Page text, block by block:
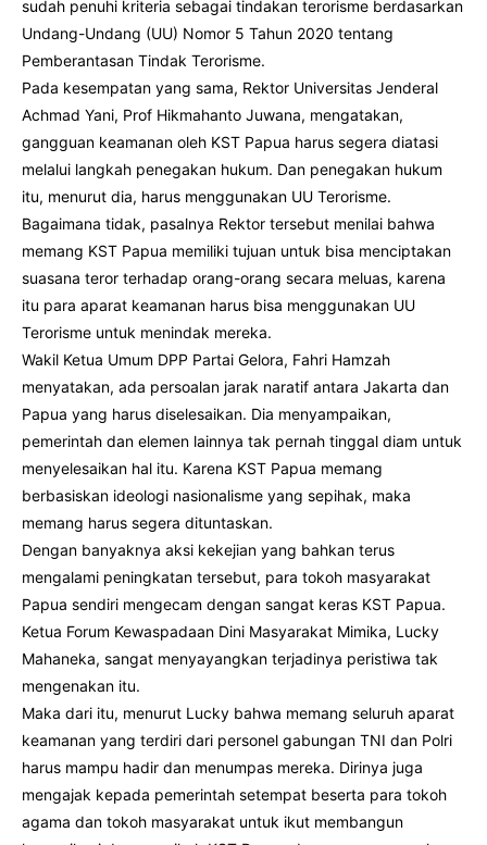
sudah penuhi kriteria sebagai tindakan terorisme berdasarkan
Undang-Undang (UU) Nomor 5 Tahun 2020 tentang
Pemberantasan Tindak Terorisme.
Pada kesempatan yang sama, Rektor Universitas Jenderal
Achmad Yani, Prof Hikmahanto Juwana, mengatakan,
gangguan keamanan oleh KST Papua harus segera diatasi
melalui langkah penegakan hukum. Dan penegakan hukum
itu, menurut dia, harus menggunakan UU Terorisme.
Bagaimana tidak, pasalnya Rektor tersebut menilai bahwa
memang KST Papua memiliki tujuan untuk bisa menciptakan
suasana teror terhadap orang-orang secara meluas, karena
itu para aparat keamanan harus bisa menggunakan UU
Terorisme untuk menindak mereka.
Wakil Ketua Umum DPP Partai Gelora, Fahri Hamzah
menyatakan, ada persoalan jarak naratif antara Jakarta dan
Papua yang harus diselesaikan. Dia menyampaikan,
pemerintah dan elemen lainnya tak pernah tinggal diam untuk
menyelesaikan hal itu. Karena KST Papua memang
berbasiskan ideologi nasionalisme yang sepihak, maka
memang harus segera dituntaskan.
Dengan banyaknya aksi kekejian yang bahkan terus
mengalami peningkatan tersebut, para tokoh masyarakat
Papua sendiri mengecam dengan sangat keras KST Papua.
Ketua Forum Kewaspadaan Dini Masyarakat Mimika, Lucky
Mahaneka, sangat menyayangkan terjadinya peristiwa tak
mengenakan itu.
Maka dari itu, menurut Lucky bahwa memang seluruh aparat
keamanan yang terdiri dari personel gabungan TNI dan Polri
harus mampu hadir dan menumpas mereka. Dirinya juga
mengajak kepada pemerintah setempat beserta para tokoh
agama dan tokoh masyarakat untuk ikut membangun